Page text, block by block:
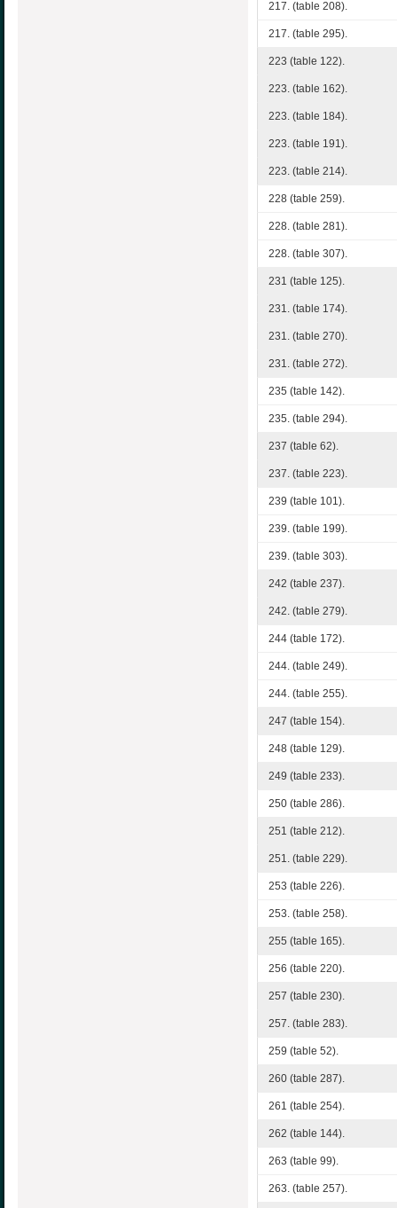
217. (table 208).
217. (table 295).
223 (table 122).
223. (table 162).
223. (table 184).
223. (table 191).
223. (table 214).
228 (table 259).
228. (table 281).
228. (table 307).
231 (table 125).
231. (table 174).
231. (table 270).
231. (table 272).
235 (table 142).
235. (table 294).
237 (table 62).
237. (table 223).
239 (table 101).
239. (table 199).
239. (table 303).
242 (table 237).
242. (table 279).
244 (table 172).
244. (table 249).
244. (table 255).
247 (table 154).
248 (table 129).
249 (table 233).
250 (table 286).
251 (table 212).
251. (table 229).
253 (table 226).
253. (table 258).
255 (table 165).
256 (table 220).
257 (table 230).
257. (table 283).
259 (table 52).
260 (table 287).
261 (table 254).
262 (table 144).
263 (table 99).
263. (table 257).